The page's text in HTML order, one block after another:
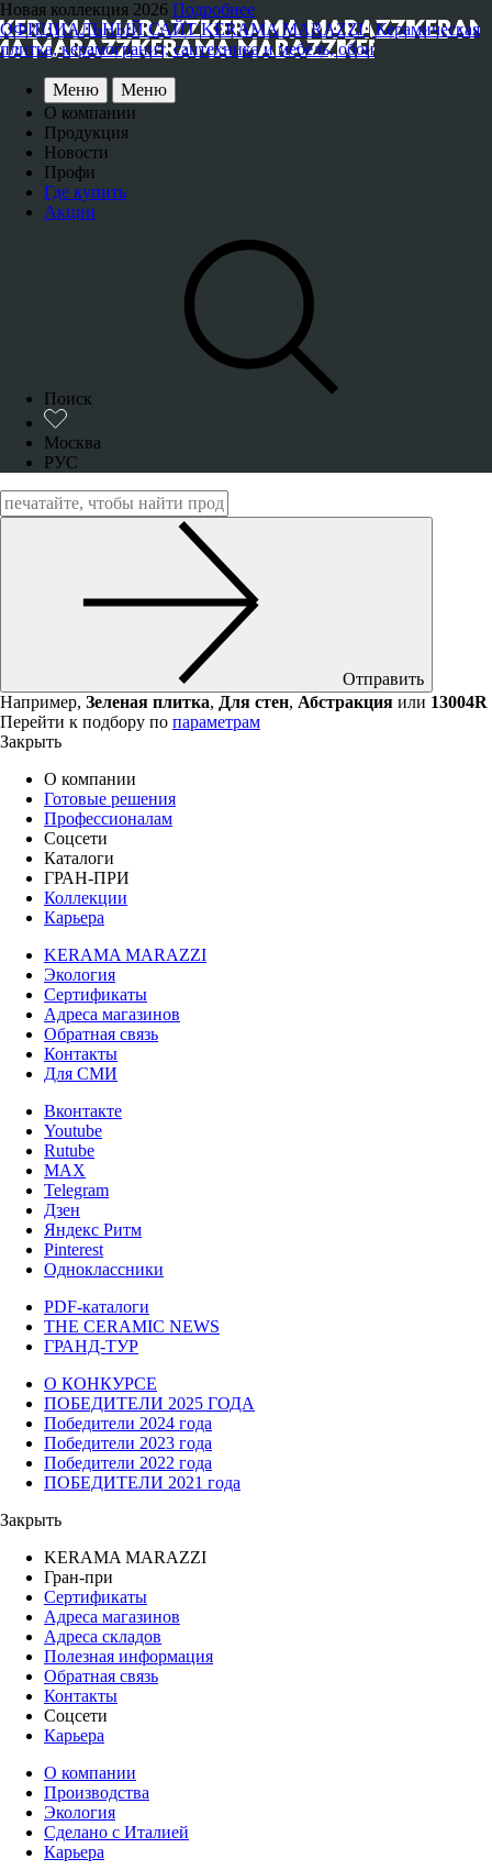
Новая коллекция 2026 Подробнее
ОФИЦИАЛЬНЫЙ САЙТ KERAMA MARAZZI | Керамическая
плитка, керамогранит, сантехника и мебель, обои
Меню
Меню
О компании
Продукция
Новости
Профи
Где купить
Акции
Поиск
Москва
РУС
Отправить
Например, Зеленая плитка, Для стен, Абстракция или 13004R
Перейти к подбору по параметрам
Закрыть
О компании
Готовые решения
Профессионалам
Соцсети
Каталоги
ГРАН-ПРИ
Коллекции
Карьера
KERAMA MARAZZI
Экология
Сертификаты
Адреса магазинов
Обратная связь
Контакты
Для СМИ
Вконтакте
Youtube
Rutube
MAX
Telegram
Дзен
Яндекс Ритм
Pinterest
Одноклассники
PDF-каталоги
THE CERAMIC NEWS
ГРАНД-ТУР
О КОНКУРСЕ
ПОБЕДИТЕЛИ 2025 ГОДА
Победители 2024 года
Победители 2023 года
Победители 2022 года
ПОБЕДИТЕЛИ 2021 года
Закрыть
KERAMA MARAZZI
Гран-при
Сертификаты
Адреса магазинов
Адреса складов
Полезная информация
Обратная связь
Контакты
Соцсети
Карьера
О компании
Производства
Экология
Сделано с Италией
Карьера